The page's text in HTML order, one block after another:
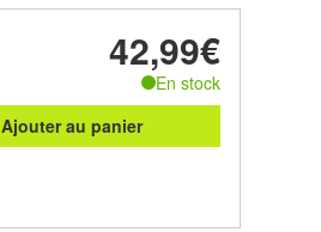
42,99€
En stock
Ajouter au panier